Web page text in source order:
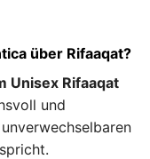
über Rifaaqat?
Unisex Rifaaqat
und